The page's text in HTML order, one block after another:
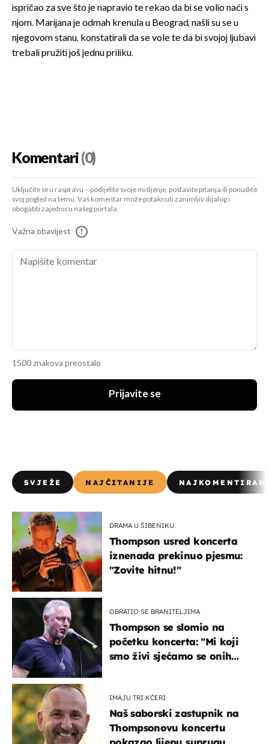
ispričao za sve što je napravio te rekao da bi se volio naći s
njom. Marijana je odmah krenula u Beograd, našli su se u
njegovom stanu, konstatirali da se vole te da bi svojoj ljubavi
trebali pružiti još jednu priliku.
Komentari(0)
Uključite se u raspravu – podijelite svoje mišljenje, postavite pitanja ili ponudite
svoj pogled na temu. Vaš komentar može potaknuti zanimljiv dijalog i
obogatiti zajednicu našeg portala.
Važna obavijest !
1500 znakova preostalo
Prijavite se
SVJEŽE NAJČITANIJE
DRAMA U ŠIBENIKU
Thompson usred koncerta
iznenada prekinuo pjesmu:
"Zovite hitnu!"
OBRATIO SE BRANITELJIMA
Thompson se slomio na
početku koncerta: "Mi koji
smo živi sjećamo se onih
IMAJU TRI KĆERI
Naš saborski zastupnik na
Thompsonovu koncertu